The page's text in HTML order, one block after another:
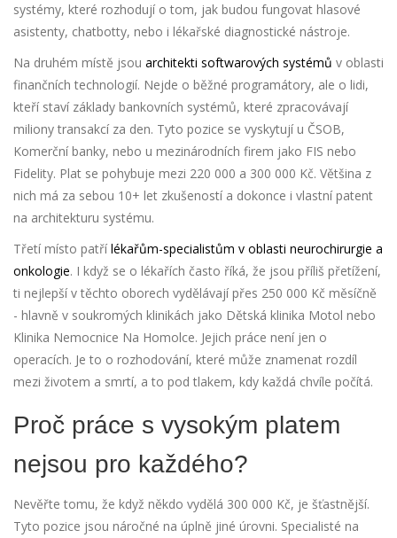
systémy, které rozhodují o tom, jak budou fungovat hlasové
asistenty, chatbotty, nebo i lékařské diagnostické nástroje.
Na druhém místě jsou architekti softwarových systémů v oblasti
finančních technologií. Nejde o běžné programátory, ale o lidi,
kteří staví základy bankovních systémů, které zpracovávají
miliony transakcí za den. Tyto pozice se vyskytují u ČSOB,
Komerční banky, nebo u mezinárodních firem jako FIS nebo
Fidelity. Plat se pohybuje mezi 220 000 a 300 000 Kč. Většina z
nich má za sebou 10+ let zkušeností a dokonce i vlastní patent
na architekturu systému.
Třetí místo patří lékařům-specialistům v oblasti neurochirurgie a
onkologie. I když se o lékařích často říká, že jsou příliš přetížení,
ti nejlepší v těchto oborech vydělávají přes 250 000 Kč měsíčně
- hlavně v soukromých klinikách jako Dětská klinika Motol nebo
Klinika Nemocnice Na Homolce. Jejich práce není jen o
operacích. Je to o rozhodování, které může znamenat rozdíl
mezi životem a smrtí, a to pod tlakem, kdy každá chvíle počítá.
Proč práce s vysokým platem
nejsou pro každého?
Nevěřte tomu, že když někdo vydělá 300 000 Kč, je šťastnější.
Tyto pozice jsou náročné na úplně jiné úrovni. Specialisté na